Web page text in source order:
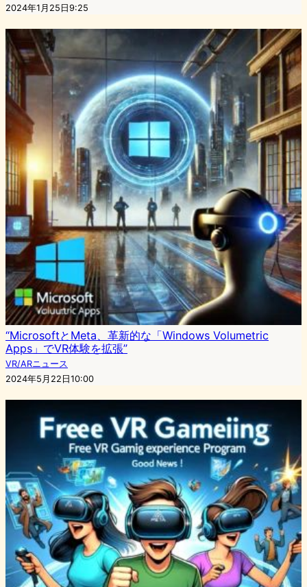
2024年1月25日9:25
“MicrosoftとMeta、革新的な「Windows Volumetric
Apps」でVR体験を拡張”
VR/ARニュース
2024年5月22日10:00